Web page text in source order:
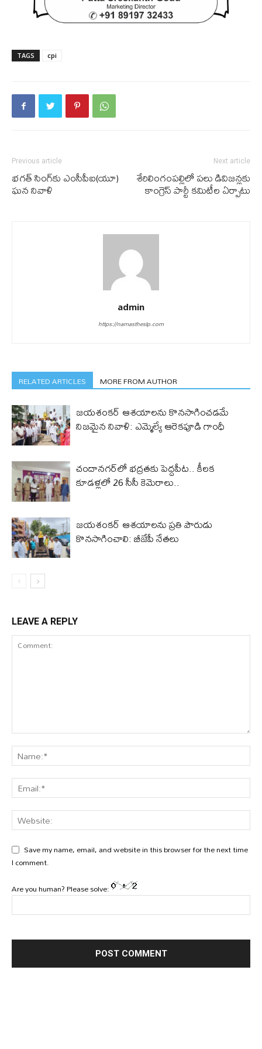
TAGS cpi
Previous article
భ‌గ‌త్ సింగ్‌కు ఎంసీపీఐ(యూ)
ఘ‌న నివాళి
Next article
శేరిలింగంప‌ల్లిలో ప‌లు డివిజ‌న్ల‌కు
కాంగ్రెస్ పార్టీ క‌మిటీల ఏర్పాటు
admin
https://namastheslp.com
RELATED ARTICLES MORE FROM AUTHOR
జయశంకర్ ఆశయాలను కొనసాగించడమే
నిజమైన నివాళి: ఎమ్మెల్యే ఆరెక‌పూడి గాంధీ
చందానగర్‌లో భద్రతకు పెద్దపీట.. కీలక
కూడళ్లలో 26 సీసీ కెమెరాలు..
జయశంకర్ ఆశయాలను ప్రతి పౌరుడు
కొనసాగించాలి: బీజేపీ నేతలు
LEAVE A REPLY
Save my name, email, and website in this browser for the next time
I comment.
Are you human? Please solve: